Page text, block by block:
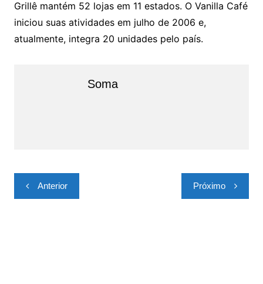
Grillê mantém 52 lojas em 11 estados. O Vanilla Café
iniciou suas atividades em julho de 2006 e,
atualmente, integra 20 unidades pelo país.
Soma
Navegação
de
Anterior Próximo